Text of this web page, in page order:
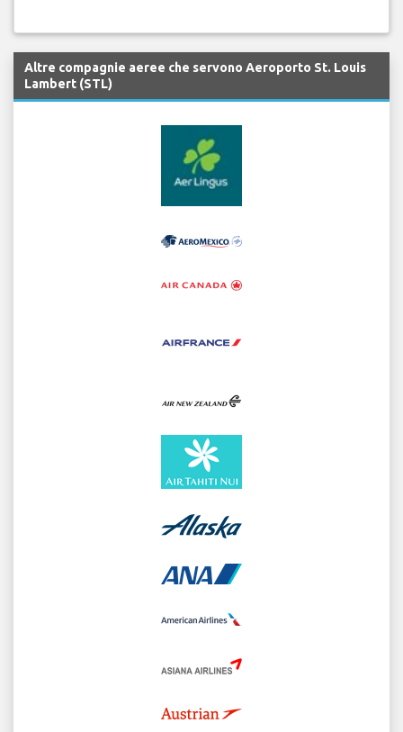
Altre compagnie aeree che servono Aeroporto St. Louis
Lambert (STL)